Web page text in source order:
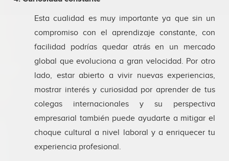
Esta cualidad es muy importante ya que sin un
compromiso con el aprendizaje constante, con
facilidad podrías quedar atrás en un mercado
global que evoluciona a gran velocidad. Por otro
lado, estar abierto a vivir nuevas experiencias,
mostrar interés y curiosidad por aprender de tus
colegas internacionales y su perspectiva
empresarial también puede ayudarte a mitigar el
choque cultural a nivel laboral y a enriquecer tu
experiencia profesional.